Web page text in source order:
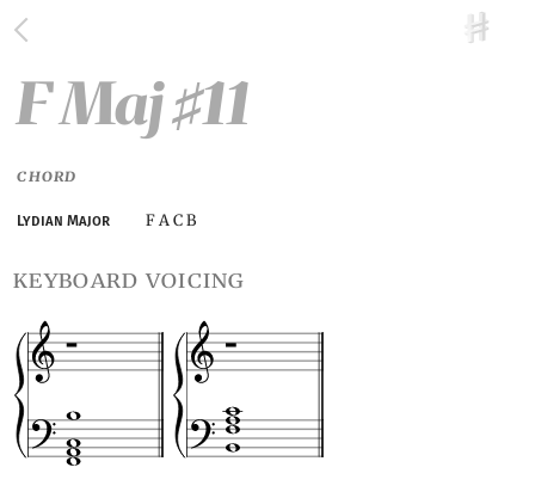
F Maj♯11
CHORD
Lydian Major F A C B
keyboard voicing